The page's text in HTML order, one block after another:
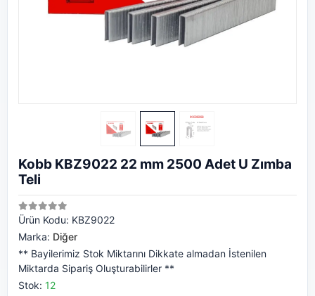
Kobb KBZ9022 22 mm 2500 Adet U Zımba
Teli
Ürün Kodu: KBZ9022
Marka: Diğer
** Bayilerimiz Stok Miktarını Dikkate almadan İstenilen
Miktarda Sipariş Oluşturabilirler **
Stok: 12